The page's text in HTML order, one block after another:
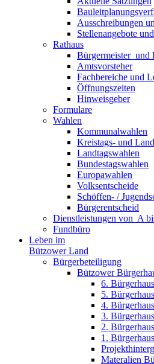
Ausschreibungen
Stellenangebote
Rathaus
Bürgermeister ­ und
Amtsvorsteher
Fachbereiche und
Öffnungszeiten
Hinweisgeber
Formulare
Wahlen
Kommunalwahlen
Kreistags- und
Landtagswahlen
Bundestagswahlen
Europawahlen
Volksentscheide
Schöffen- /
Bürgerentscheid
Dienst­leistungen ­von ­ ­A
Fundbüro
Leben im
Bützower Land
Bürgerbeteiligung
Bützower
6.
5.
4.
3.
2.
1.
Materalien